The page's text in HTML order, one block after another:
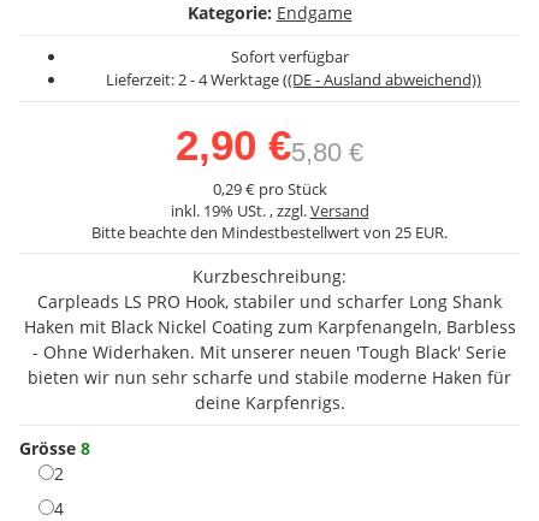
Kategorie: Endgame
Sofort verfügbar
Lieferzeit:2 - 4 Werktage((DE - Ausland abweichend))
2,90 €5,80 €
0,29 € pro Stück
inkl. 19% USt. , zzgl.Versand
Bitte beachte den Mindestbestellwert von 25 EUR.
Kurzbeschreibung:
Carpleads LS PRO Hook, stabiler und scharfer Long Shank
Haken mit Black Nickel Coating zum Karpfenangeln, Barbless
- Ohne Widerhaken. Mit unserer neuen 'Tough Black' Serie
bieten wir nun sehr scharfe und stabile moderne Haken für
deine Karpfenrigs.
Grösse 8
2
44